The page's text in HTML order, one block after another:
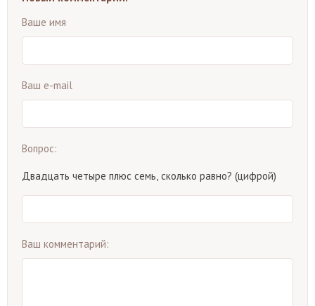
Ваше имя
Ваш e-mail
Вопрос:
Двадцать четыре плюс семь, сколько равно? (цифрой)
Ваш комментарий: